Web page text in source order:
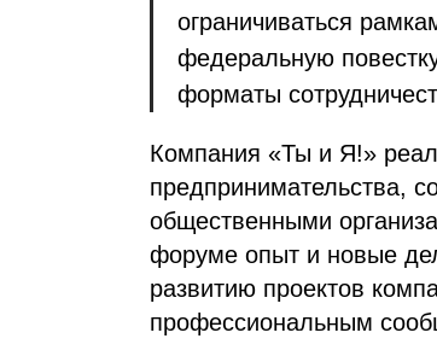
ограничиваться
федеральную
форматы
Компания «Ты и Я!»
предпринимательства,
общественными
форуме опыт и новые
развитию проектов
профессиональным